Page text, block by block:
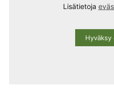
Lisätietoja